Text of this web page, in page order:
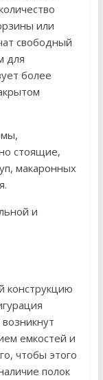
или
свободный
для
более
стоящие,
макаронных
конструкцию
емкостей и
чтобы этого
полок